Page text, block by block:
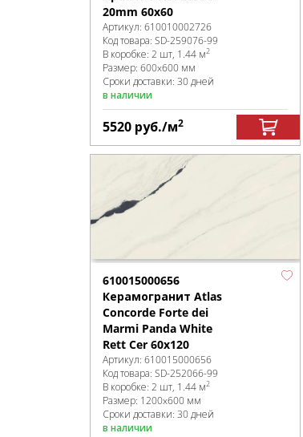
20mm 60x60
Артикул: 610010002726
Код товара: SD-259076-99
В коробке: 2 шт, 1.44 м2
Размер: 600x600 мм
Сроки доставки: 30 дней
в наличии
5520 руб./м2
610015000656
Керамогранит Atlas
Concorde Forte dei
Marmi Panda White
Rett Cer 60x120
Артикул: 610015000656
Код товара: SD-252066-99
В коробке: 2 шт, 1.44 м2
Размер: 1200x600 мм
Сроки доставки: 30 дней
в наличии